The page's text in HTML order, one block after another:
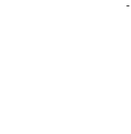
Σχετικά